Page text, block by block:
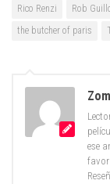
Rico Renzi
Rob
the butcher of paris
ese
favor